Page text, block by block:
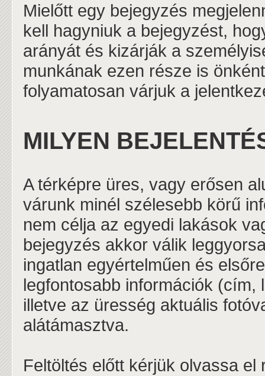
Mielőtt egy bejegyzés
kell hagyniuk a bejegyzést,
arányát és kizárják a
munkának ezen része is
folyamatosan várjuk a
MILYEN
A térképre üres, vagy erősen
várunk minél szélesebb körű
nem célja az egyedi lakások
bejegyzés akkor válik
ingatlan egyértelműen és
legfontosabb információk
illetve az üresség aktuális
alátámasztva.
Feltöltés előtt kérjük olvassa